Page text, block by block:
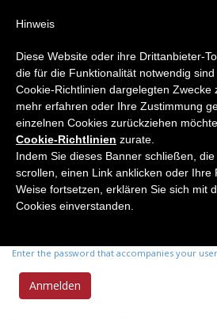
Primary tabs
Anmelden(active
tab)
Neues Passwort
Benutzername*
Enter your Elemente der Naturwissenschaft
Passwort *
Enter the password that accompanies your
Hinweis
Diese Website oder ihre Drittanbieter-
die für die Funktionalität notwendig
Cookie-Richtlinien dargelegten Zwecke
mehr erfahren oder Ihre Zustimmung
einzelnen Cookies zurückziehen
Cookie-Richtlinien zurate.
Indem Sie dieses Banner schließen,
scrollen, einen Link anklicken oder Ihre
Weise fortsetzen, erklären Sie sich mit
Cookies einverstanden.